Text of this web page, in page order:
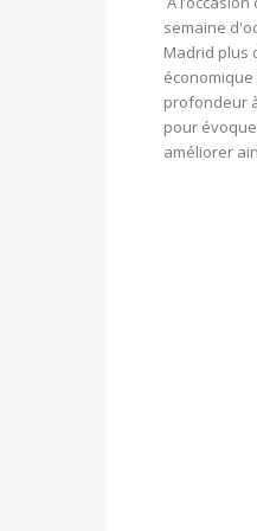
semaine
Madrid plus
profondeur
pour
améliorer